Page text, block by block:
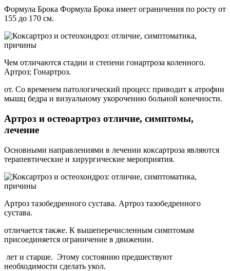
Формула Брока Формула Брока имеет ограничения по росту от
155 до 170 см.
Чем отличаются стадии и степени гонартроза коленного.
Артроз; Гонартроз.
от. Со временем патологический процесс приводит к атрофии
мышц бедра и визуальному укорочению больной конечности.
Артроз и остеоартроз отличие, симптомы,
лечение
Основными направлениями в лечении коксартроза являются
терапевтические и хирургические мероприятия.
Артроз тазобедренного сустава. Артроз тазобедренного
сустава.
отличается также. К вышеперечисленным симптомам
присоединяется ограничение в движении.
​ лет и старше. ​ Этому состоянию предшествуют​
необходимости сделать укол.